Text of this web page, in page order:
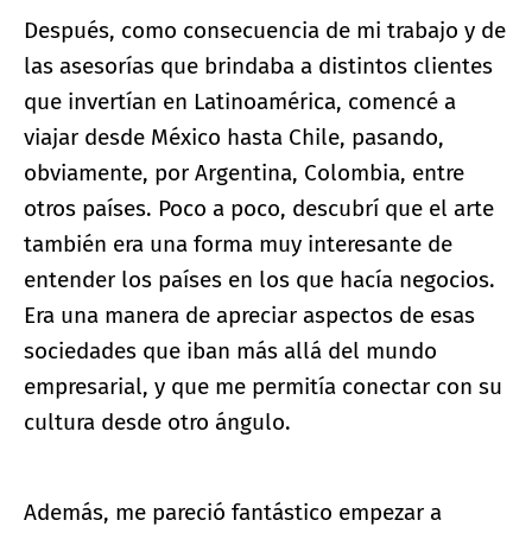
Después, como consecuencia de mi trabajo y de
las asesorías que brindaba a distintos clientes
que invertían en Latinoamérica, comencé a
viajar desde México hasta Chile, pasando,
obviamente, por Argentina, Colombia, entre
otros países. Poco a poco, descubrí que el arte
también era una forma muy interesante de
entender los países en los que hacía negocios.
Era una manera de apreciar aspectos de esas
sociedades que iban más allá del mundo
empresarial, y que me permitía conectar con su
cultura desde otro ángulo.
Además, me pareció fantástico empezar a